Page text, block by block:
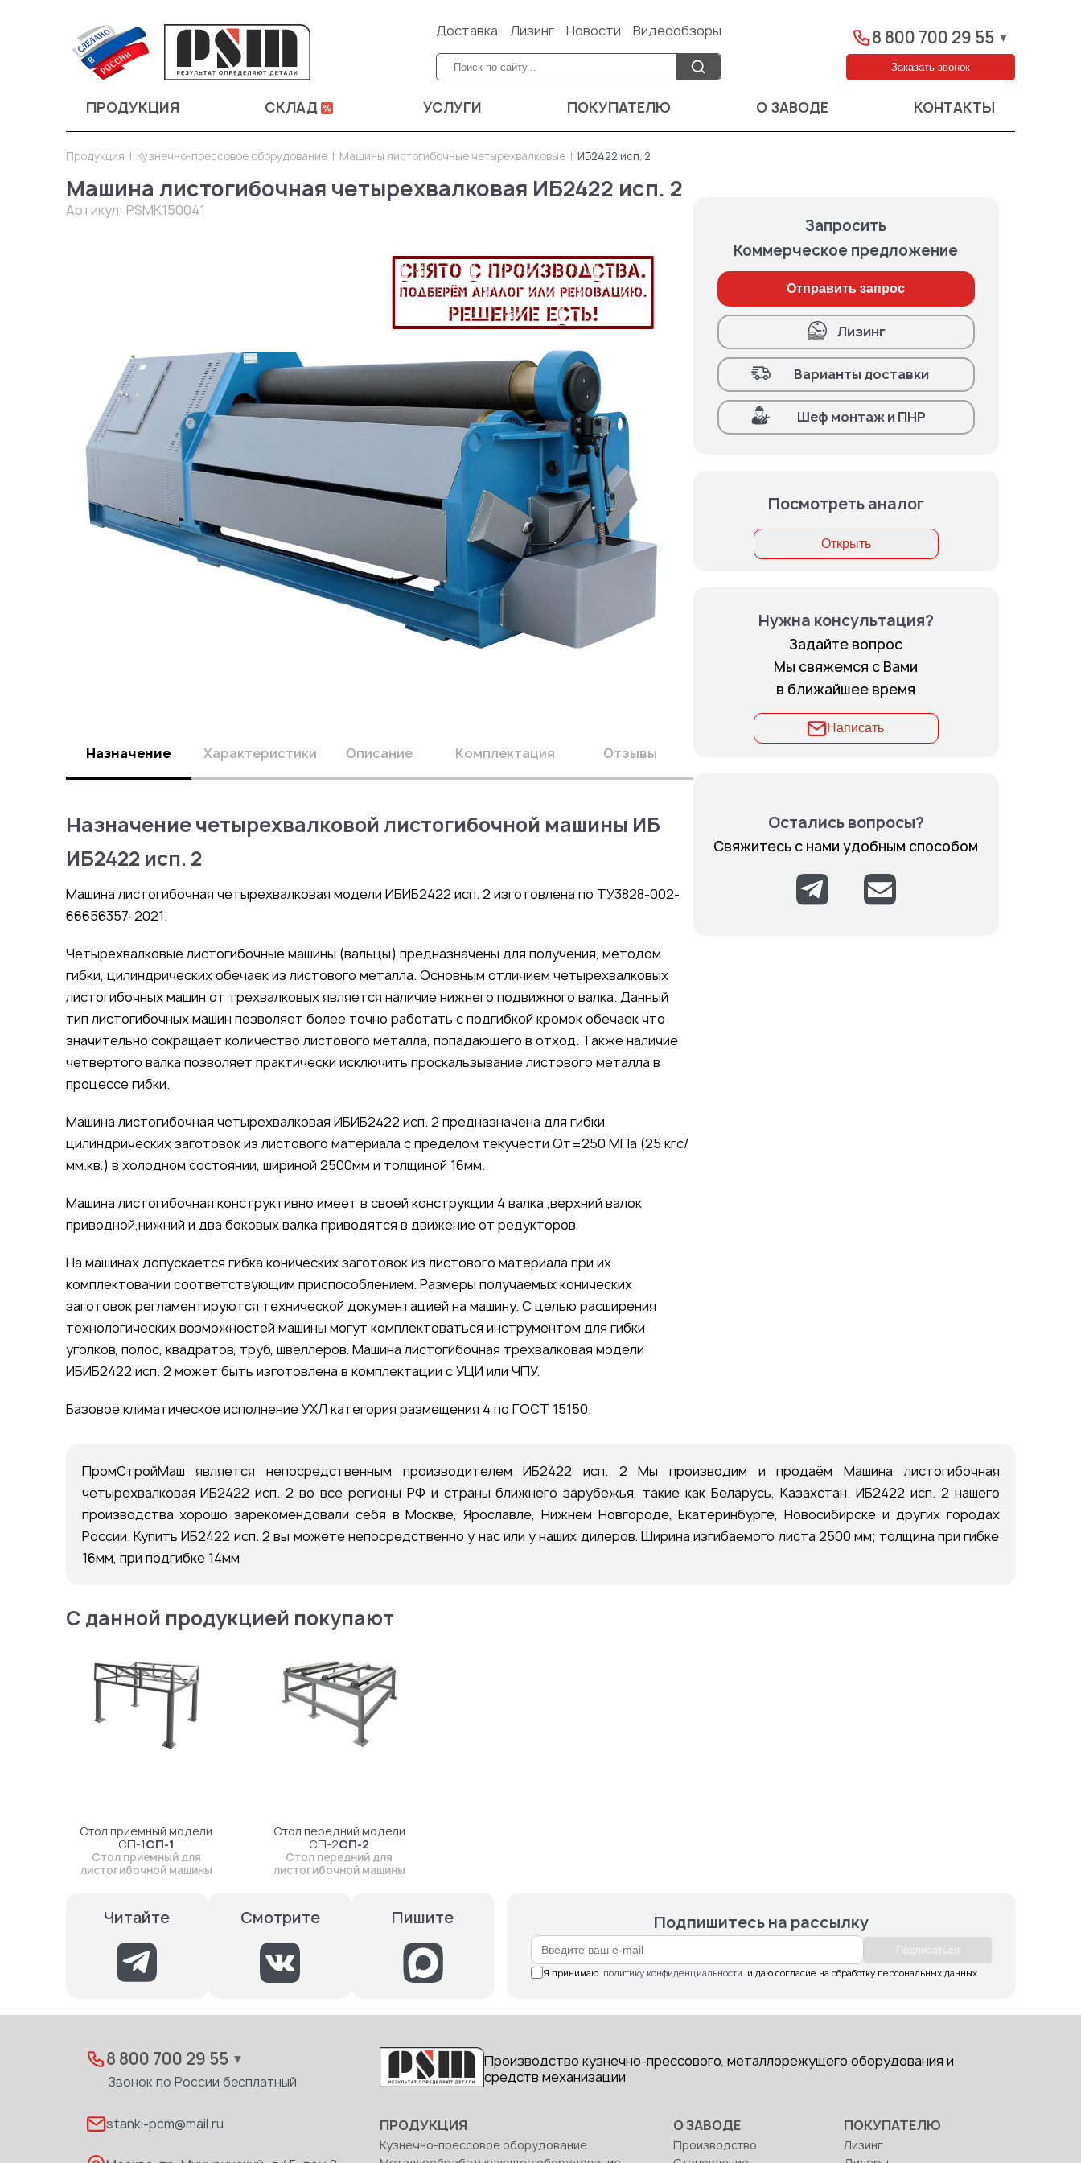
Доставка Лизинг Новости Видеообзоры 8 800 700 29 55 ▼
Заказать звонок
ПРОДУКЦИЯ СКЛАД УСЛУГИ ПОКУПАТЕЛЮ О ЗАВОДЕ КОНТАКТЫ
Продукция Кузнечно-прессовое оборудование Машины листогибочные четырехвалковые ИБ2422 исп. 2
Машина листогибочная четырехвалковая ИБ2422 исп. 2
Артикул: PSMK150041
Назначение Характеристики Описание Комплектация Отзывы
Назначение четырехвалковой листогибочной машины ИБ
ИБ2422 исп. 2
Машина листогибочная четырехвалковая модели ИБИБ2422 исп. 2 изготовлена по ТУ3828-002-
66656357-2021.
Четырехвалковые листогибочные машины (вальцы) предназначены для получения, методом
гибки, цилиндрических обечаек из листового металла. Основным отличием четырехвалковых
листогибочных машин от трехвалковых является наличие нижнего подвижного валка. Данный
тип листогибочных машин позволяет более точно работать с подгибкой кромок обечаек что
значительно сокращает количество листового металла, попадающего в отход. Также наличие
четвертого валка позволяет практически исключить проскальзывание листового металла в
процессе гибки.
Машина листогибочная четырехвалковая ИБИБ2422 исп. 2 предназначена для гибки
цилиндрических заготовок из листового материала с пределом текучести Qт=250 МПа (25 кгс/
мм.кв.) в холодном состоянии, шириной 2500мм и толщиной 16мм.
Машина листогибочная конструктивно имеет в своей конструкции 4 валка ,верхний валок
приводной,нижний и два боковых валка приводятся в движение от редукторов.
На машинах допускается гибка конических заготовок из листового материала при их
комплектовании соответствующим приспособлением. Размеры получаемых конических
заготовок регламентируются технической документацией на машину. С целью расширения
технологических возможностей машины могут комплектоваться инструментом для гибки
уголков, полос, квадратов, труб, швеллеров. Машина листогибочная трехвалковая модели
ИБИБ2422 исп. 2 может быть изготовлена в комплектации с УЦИ или ЧПУ.
Базовое климатическое исполнение УХЛ категория размещения 4 по ГОСТ 15150.
Запросить
Коммерческое предложение
Отправить запрос
Лизинг
Варианты доставки
Шеф монтаж и ПНР
Посмотреть аналог
Открыть
Нужна консультация?
Задайте вопрос
Мы свяжемся с Вами
в ближайшее время
Написать
Остались вопросы?
Свяжитесь с нами удобным способом
ПромСтройМаш является непосредственным производителем ИБ2422 исп. 2 Мы производим и продаём Машина листогибочная
четырехвалковая ИБ2422 исп. 2 во все регионы РФ и страны ближнего зарубежья, такие как Беларусь, Казахстан. ИБ2422 исп. 2 нашего
производства хорошо зарекомендовали себя в Москве, Ярославле, Нижнем Новгороде, Екатеринбурге, Новосибирске и других городах
России. Купить ИБ2422 исп. 2 вы можете непосредственно у нас или у наших дилеров. Ширина изгибаемого листа 2500 мм; толщина при гибке
16мм, при подгибке 14мм
С данной продукцией покупают
Стол приемный модели
СП-1СП-1
Стол приемный для
листогибочной машины
Стол передний модели
СП-2СП-2
Стол передний для
листогибочной машины
Читайте Смотрите Пишите Подпишитесь на рассылку
Подпиcаться
Я принимаю политику конфиденциальности
  и даю согласие на обработку персональных данных
8 800 700 29 55 ▼
Звонок по России бесплатный
stanki-pcm@mail.ru
Производство кузнечно-прессового, металлорежущего оборудования и
средств механизации
ПРОДУКЦИЯ
Кузнечно-прессовое оборудование
О ЗАВОДЕ
Производство
ПОКУПАТЕЛЮ
Лизинг